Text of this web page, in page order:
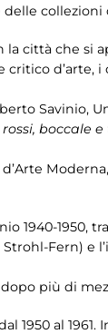
collezioni
città che si
Savinio,
boccale e
d’Arte
1940-1950,
Fern) e
più di
1950 al